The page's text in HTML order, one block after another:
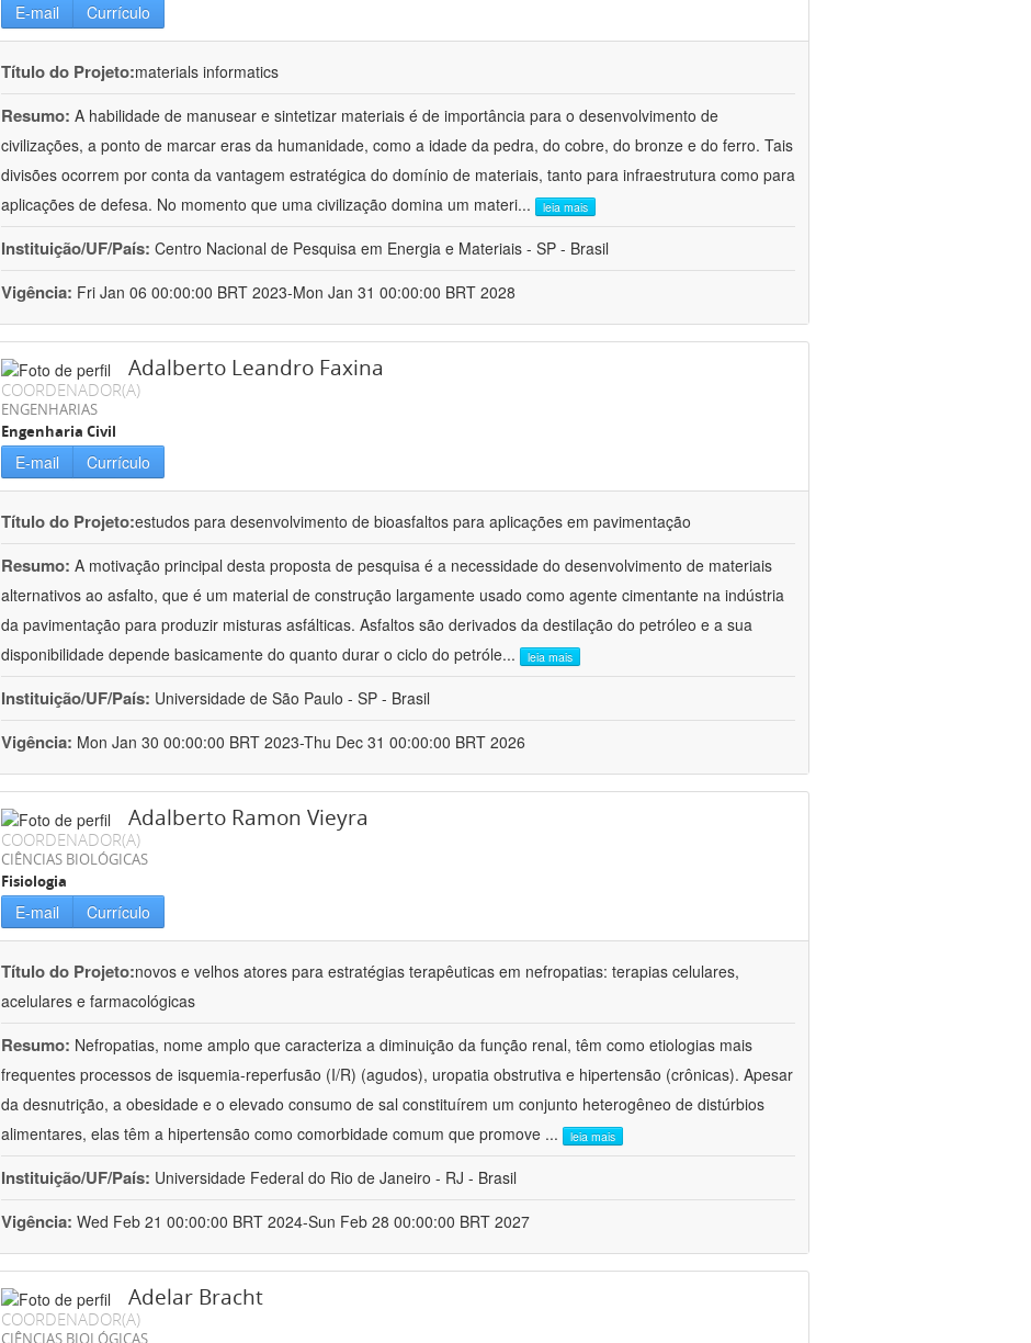
E-mail Currículo
Título do Projeto:materials informatics
Resumo: A habilidade de manusear e sintetizar materiais é de importância para o desenvolvimento de
civilizações, a ponto de marcar eras da humanidade, como a idade da pedra, do cobre, do bronze e do ferro. Tais
divisões ocorrem por conta da vantagem estratégica do domínio de materiais, tanto para infraestrutura como para
aplicações de defesa. No momento que uma civilização domina um materi... leia mais
Instituição/UF/País: Centro Nacional de Pesquisa em Energia e Materiais - SP - Brasil
Vigência: Fri Jan 06 00:00:00 BRT 2023-Mon Jan 31 00:00:00 BRT 2028
Adalberto Leandro Faxina
COORDENADOR(A)
ENGENHARIAS
Engenharia Civil
E-mail Currículo
Título do Projeto:estudos para desenvolvimento de bioasfaltos para aplicações em pavimentação
Resumo: A motivação principal desta proposta de pesquisa é a necessidade do desenvolvimento de materiais
alternativos ao asfalto, que é um material de construção largamente usado como agente cimentante na indústria
da pavimentação para produzir misturas asfálticas. Asfaltos são derivados da destilação do petróleo e a sua
disponibilidade depende basicamente do quanto durar o ciclo do petróle... leia mais
Instituição/UF/País: Universidade de São Paulo - SP - Brasil
Vigência: Mon Jan 30 00:00:00 BRT 2023-Thu Dec 31 00:00:00 BRT 2026
Adalberto Ramon Vieyra
COORDENADOR(A)
CIÊNCIAS BIOLÓGICAS
Fisiologia
E-mail Currículo
Título do Projeto:novos e velhos atores para estratégias terapêuticas em nefropatias: terapias celulares,
acelulares e farmacológicas
Resumo: Nefropatias, nome amplo que caracteriza a diminuição da função renal, têm como etiologias mais
frequentes processos de isquemia-reperfusão (I/R) (agudos), uropatia obstrutiva e hipertensão (crônicas). Apesar
da desnutrição, a obesidade e o elevado consumo de sal constituírem um conjunto heterogêneo de distúrbios
alimentares, elas têm a hipertensão como comorbidade comum que promove ... leia mais
Instituição/UF/País: Universidade Federal do Rio de Janeiro - RJ - Brasil
Vigência: Wed Feb 21 00:00:00 BRT 2024-Sun Feb 28 00:00:00 BRT 2027
Adelar Bracht
COORDENADOR(A)
CIÊNCIAS BIOLÓGICAS